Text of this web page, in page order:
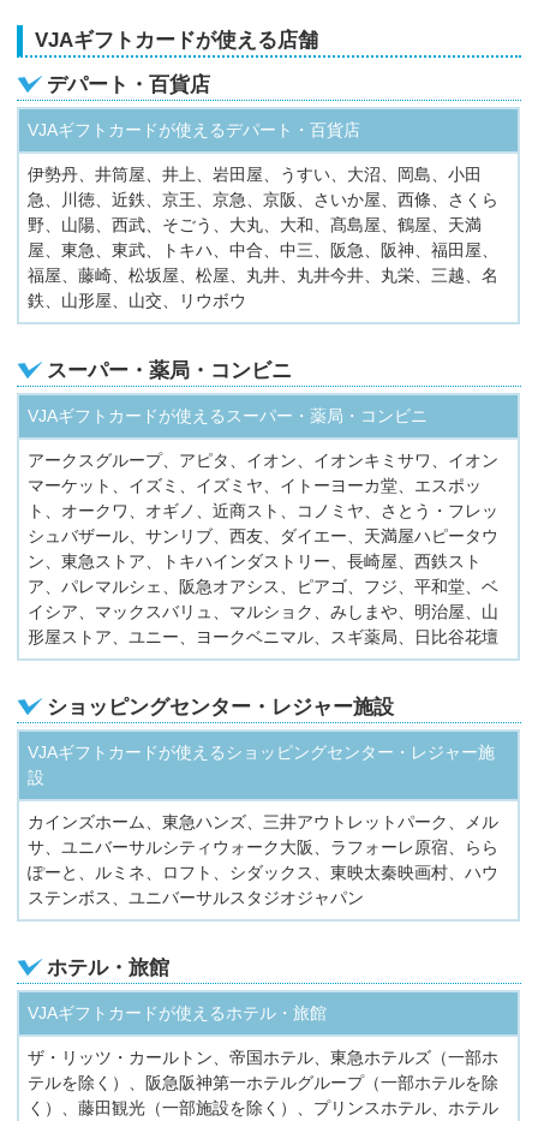
VJAギフトカードが使える店舗
デパート・百貨店
VJAギフトカードが使えるデパート・百貨店
伊勢丹、井筒屋、井上、岩田屋、うすい、大沼、岡島、小田
急、川徳、近鉄、京王、京急、京阪、さいか屋、西條、さくら
野、山陽、西武、そごう、大丸、大和、髙島屋、鶴屋、天満
屋、東急、東武、トキハ、中合、中三、阪急、阪神、福田屋、
福屋、藤崎、松坂屋、松屋、丸井、丸井今井、丸栄、三越、名
鉄、山形屋、山交、リウボウ
スーパー・薬局・コンビニ
VJAギフトカードが使えるスーパー・薬局・コンビニ
アークスグループ、アピタ、イオン、イオンキミサワ、イオン
マーケット、イズミ、イズミヤ、イトーヨーカ堂、エスポッ
ト、オークワ、オギノ、近商スト、コノミヤ、さとう・フレッ
シュバザール、サンリブ、西友、ダイエー、天満屋ハピータウ
ン、東急ストア、トキハインダストリー、長崎屋、西鉄スト
ア、パレマルシェ、阪急オアシス、ピアゴ、フジ、平和堂、ベ
イシア、マックスバリュ、マルショク、みしまや、明治屋、山
形屋ストア、ユニー、ヨークベニマル、スギ薬局、日比谷花壇
ショッピングセンター・レジャー施設
VJAギフトカードが使えるショッピングセンター・レジャー施
設
カインズホーム、東急ハンズ、三井アウトレットパーク、メル
サ、ユニバーサルシティウォーク大阪、ラフォーレ原宿、らら
ぽーと、ルミネ、ロフト、シダックス、東映太秦映画村、ハウ
ステンボス、ユニバーサルスタジオジャパン
ホテル・旅館
VJAギフトカードが使えるホテル・旅館
ザ・リッツ・カールトン、帝国ホテル、東急ホテルズ（一部ホ
テルを除く）、阪急阪神第一ホテルグループ（一部ホテルを除
く）、藤田観光（一部施設を除く）、プリンスホテル、ホテル